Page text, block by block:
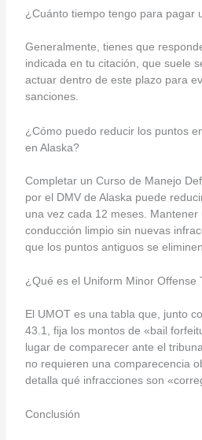
¿Cuánto tiempo tengo para pagar
Generalmente, tienes que
indicada en tu citación, que suele
actuar dentro de este plazo para
sanciones.
¿Cómo puedo reducir los puntos
en Alaska?
Completar un Curso de Manejo
por el DMV de Alaska puede
una vez cada 12 meses. Mantener
conducción limpio sin nuevas
que los puntos antiguos se
¿Qué es el Uniform Minor Offense
El UMOT es una tabla que, junto
43.1, fija los montos de «bail
lugar de comparecer ante el
no requieren una comparecencia
detalla qué infracciones son
Conclusión